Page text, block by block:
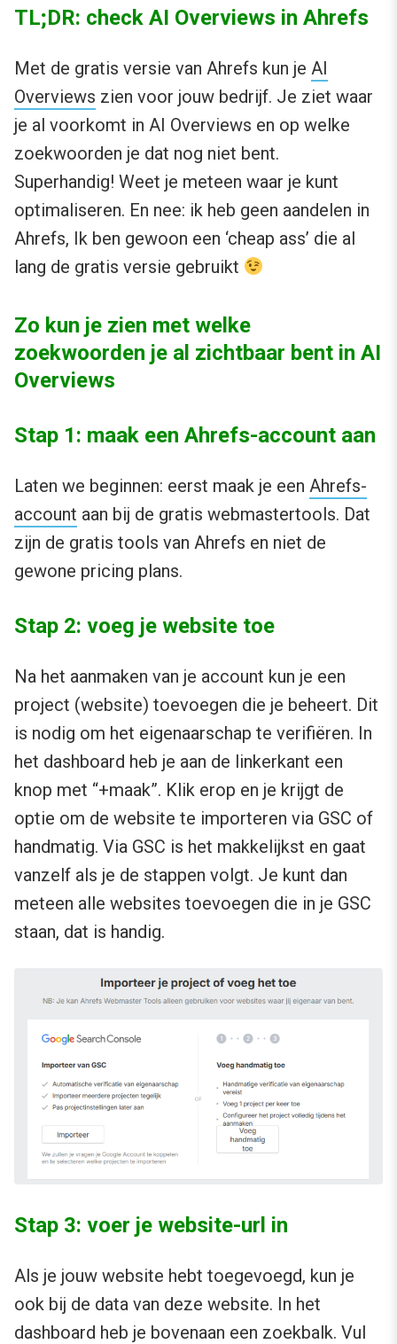
TL;DR: check AI Overviews in Ahrefs
Met de gratis versie van Ahrefs kun je AI
Overviews zien voor jouw bedrijf. Je ziet waar
je al voorkomt in AI Overviews en op welke
zoekwoorden je dat nog niet bent.
Superhandig! Weet je meteen waar je kunt
optimaliseren. En nee: ik heb geen aandelen in
Ahrefs, Ik ben gewoon een ‘cheap ass’ die al
lang de gratis versie gebruikt
Zo kun je zien met welke
zoekwoorden je al zichtbaar bent in AI
Overviews
Stap 1: maak een Ahrefs-account aan
Laten we beginnen: eerst maak je een Ahrefs-
account aan bij de gratis webmastertools. Dat
zijn de gratis tools van Ahrefs en niet de
gewone pricing plans.
Stap 2: voeg je website toe
Na het aanmaken van je account kun je een
project (website) toevoegen die je beheert. Dit
is nodig om het eigenaarschap te verifiëren. In
het dashboard heb je aan de linkerkant een
knop met “+maak”. Klik erop en je krijgt de
optie om de website te importeren via GSC of
handmatig. Via GSC is het makkelijkst en gaat
vanzelf als je de stappen volgt. Je kunt dan
meteen alle websites toevoegen die in je GSC
staan, dat is handig.
Stap 3: voer je website-url in
Als je jouw website hebt toegevoegd, kun je
ook bij de data van deze website. In het
dashboard heb je bovenaan een zoekbalk. Vul